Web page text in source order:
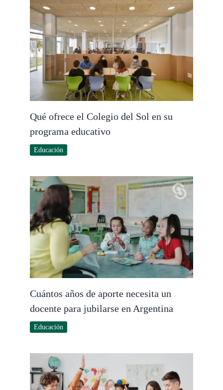
Qué ofrece el Colegio del Sol en su
programa educativo
Educación
Cuántos años de aporte necesita un
docente para jubilarse en Argentina
Educación